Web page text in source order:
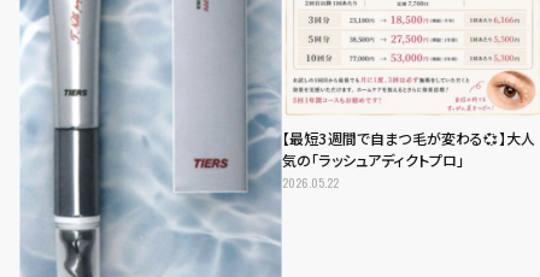
【最短3週間で自まつ毛が変わる💞】大人
気の「ラッシュアディクトプロ」
2026.05.22